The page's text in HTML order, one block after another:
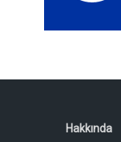
Hakkında